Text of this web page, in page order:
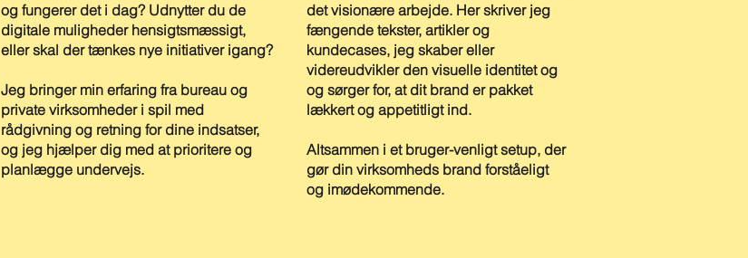
og fungerer det i dag? Udnytter du de
digitale muligheder hensigtsmæssigt,
eller skal der tænkes nye initiativer igang?
Jeg bringer min erfaring fra bureau og
private virksomheder i spil med
rådgivning og retning for dine indsatser,
og jeg hjælper dig med at prioritere og
planlægge undervejs.
det visionære arbejde. Her skriver jeg
fængende tekster, artikler og
kundecases, jeg skaber eller
videreudvikler den visuelle identitet og
og sørger for, at dit brand er pakket
lækkert og appetitligt ind.
Altsammen i et bruger-venligt setup, der
gør din virksomheds brand forståeligt
og imødekommende.